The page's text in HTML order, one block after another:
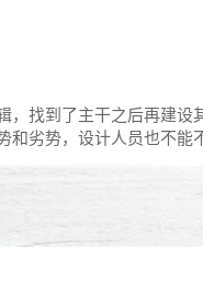
找到了主干之后再建
劣势，设计人员也不能